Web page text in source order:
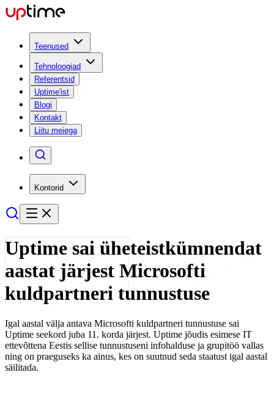
Teenused
Tehnoloogiad
Referentsid
Uptime'ist
Blogi
Kontakt
Liitu meiega
Kontorid
Uptime sai üheteistkümnendat
aastat järjest Microsofti
kuldpartneri tunnustuse
Igal aastal välja antava Microsofti kuldpartneri tunnustuse sai
Uptime seekord juba 11. korda järjest. Uptime jõudis esimese IT
ettevõttena Eestis sellise tunnustuseni infohalduse ja grupitöö vallas
ning on praeguseks ka ainus, kes on suutnud seda staatust igal aastal
säilitada.